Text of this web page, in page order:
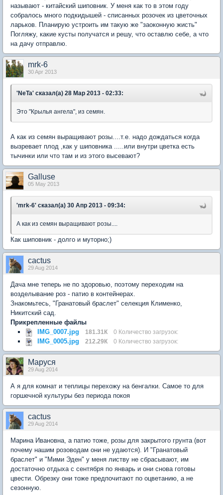
называют - китайский шиповник. У меня как то в этом году
собралось много подкидышей - списанных розочек из цветочных
ларьков. Планирую устроить им такую же "заоконную жисть"
Погляжу, какие кусты получатся и решу, что оставлю себе, а что
на дачу отправлю.
mrk-6
30 Apr 2013
'NeTa' сказал(а) 28 Мар 2013 - 02:33:
Это "Крылья ангела", из семян.
А как из семян выращивают розы....т.е. надо дождаться когда
вызревает плод ,как у шиповника .....или внутри цветка есть
тычинки или что там и из этого высевают?
Galluse
05 May 2013
'mrk-6' сказал(а) 30 Апр 2013 - 09:34:
А как из семян выращивают розы....
Как шиповник - долго и муторно;)
cactus
29 Aug 2014
Дача мне теперь не по здоровью, поэтому переходим на
возделывание роз - патио в контейнерах.
Знакомьтесь, "Гранатовый браслет" селекция Клименко,
Никитский сад.
Прикрепленные файлы
IMG_0007.jpg
181.31К 0 Количество загрузок:
IMG_0005.jpg 212.29К 0 Количество загрузок:
Маруся
29 Aug 2014
А я для комнат и теплицы перехожу на бенгалки. Самое то для
горшечной культуры без периода покоя
cactus
29 Aug 2014
Марина Ивановна, а патио тоже, розы для закрытого грунта (вот
почему нашим розоводам они не удаются). И "Гранатовый
браслет" и "Мими Эден" у меня листву не сбрасывают, им
достаточно отдыха с сентября по январь и они снова готовы
цвести. Обрезку они тоже предпочитают по оцветанию, а не
сезонную.